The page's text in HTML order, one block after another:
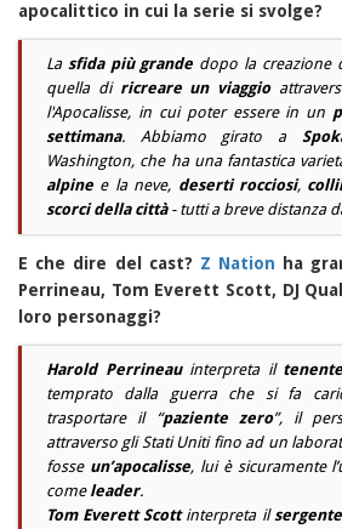
apocalittico in cui la serie si svolge?
La sfida più grande dopo la creazione
quella di ricreare un viaggio
l'Apocalisse, in cui poter essere in un
settimana. Abbiamo girato a
Washington, che ha una fantastica
alpine e la neve, deserti rocciosi,
scorci della città - tutti a breve distanza
E che dire del cast? Z Nation ha
Perrineau, Tom Everett Scott, DJ
loro personaggi?
Harold Perrineauinterpreta il
temprato dalla guerra che si fa
trasportare il “paziente zero”, il
attraverso gli Stati Uniti fino ad un
fosse un’apocalisse, lui è sicuramente
come leader.
Tom Everett Scottinterpreta il